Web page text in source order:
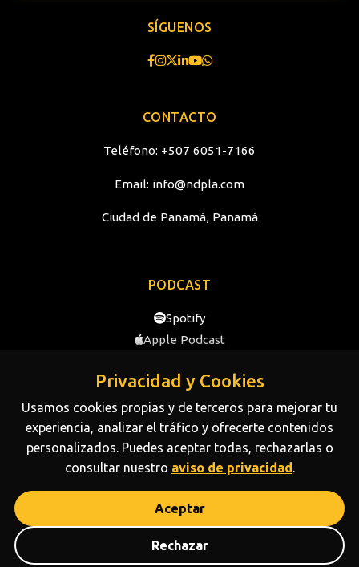
SÍGUENOS
CONTACTO
Teléfono: +507 6051-7166
Email: info@ndpla.com
Ciudad de Panamá, Panamá
PODCAST
Spotify
Apple Podcast
SOBRE NOSOTROS
Conoce más sobre la trayectoria y el equipo de NDP
Media.
Media © All rights reserved 2026
Privacidad y Cookies
Usamos cookies propias y de terceros para mejorar tu
experiencia, analizar el tráfico y ofrecerte contenidos
personalizados. Puedes aceptar todas, rechazarlas o
consultar nuestro aviso de privacidad.
Aceptar
Rechazar